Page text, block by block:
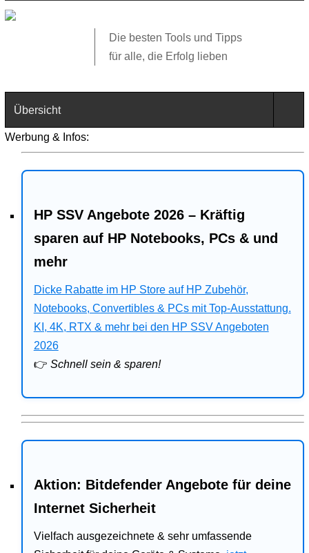
Die besten Tools und Tipps
für alle, die Erfolg lieben
Übersicht
Technik
Web
Business
Angebote
Bitdefender
Ratgeber
Werbung & Infos:
HP SSV Angebote 2026 – Kräftig
sparen auf HP Notebooks, PCs & und
mehr
Dicke Rabatte im HP Store auf HP Zubehör,
Notebooks, Convertibles & PCs mit Top-Ausstattung.
KI, 4K, RTX & mehr bei den HP SSV Angeboten
2026
👉 Schnell sein & sparen!
Aktion: Bitdefender Angebote für deine
Internet Sicherheit
Vielfach ausgezeichnete & sehr umfassende